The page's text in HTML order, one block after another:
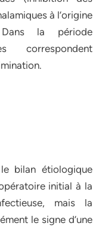
à l’origine
Dans la période
correspondent
bilan étiologique
initial à la
mais la
le signe d’une